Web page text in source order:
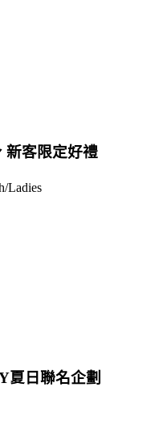
新客限定好禮
Ladies
夏日聯名企劃